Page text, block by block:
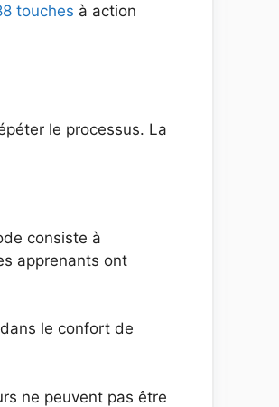
touches à action
le processus. La
consiste à
apprenants ont
le confort de
ne peuvent pas être